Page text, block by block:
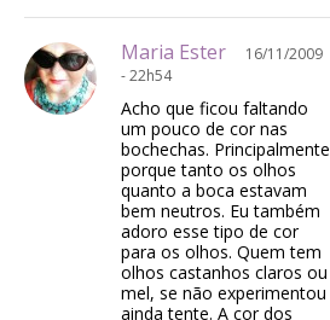
Maria Ester
16/11/2009
- 22h54
Acho que ficou faltando
um pouco de cor nas
bochechas. Principalmente
porque tanto os olhos
quanto a boca estavam
bem neutros. Eu também
adoro esse tipo de cor
para os olhos. Quem tem
olhos castanhos claros ou
mel, se não experimentou
ainda tente. A cor dos